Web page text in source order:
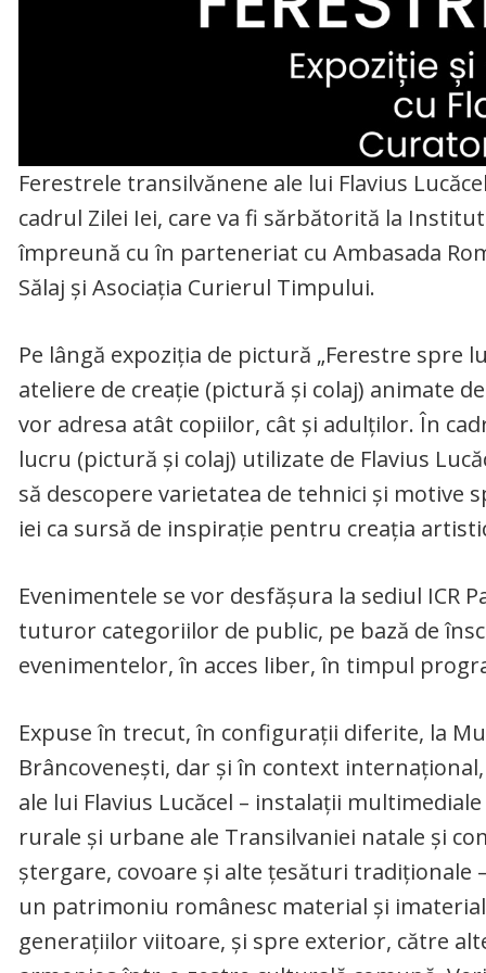
Ferestrele transilvănene ale lui Flavius
cadrul Zilei Iei, care va fi sărbătorită la
împreună cu în parteneriat cu Ambasada
Sălaj și Asociația Curierul Timpului.
Pe lângă expoziția de pictură „Ferestre spre
ateliere de creație (pictură și colaj) animate
vor adresa atât copiilor, cât și adulților. În
lucru (pictură și colaj) utilizate de Flavius
să descopere varietatea de tehnici și
iei ca sursă de inspirație pentru creația
Evenimentele se vor desfășura la sediul ICR
tuturor categoriilor de public, pe bază de
evenimentelor, în acces liber, în timpul
Expuse în trecut, în configurații diferite, la
Brâncovenești, dar și în context
ale lui Flavius Lucăcel – instalații
rurale și urbane ale Transilvaniei natale și
ștergare, covoare și alte țesături
un patrimoniu românesc material și
generațiilor viitoare, și spre exterior, către